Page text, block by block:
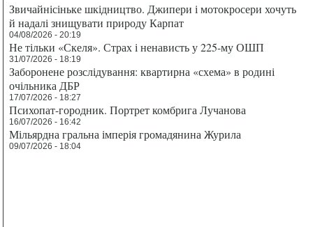
Звичайнісіньке шкідництво. Джипери і мотокросери хочуть
й надалі знищувати природу Карпат
04/08/2026 - 20:19
Не тільки «Скеля». Страх і ненависть у 225-му ОШП
31/07/2026 - 18:19
Заборонене розслідування: квартирна «схема» в родині
очільника ДБР
17/07/2026 - 18:27
Психопат-городник. Портрет комбрига Лучанова
16/07/2026 - 16:42
Мільярдна гральна імперія громадянина Журила
09/07/2026 - 18:04